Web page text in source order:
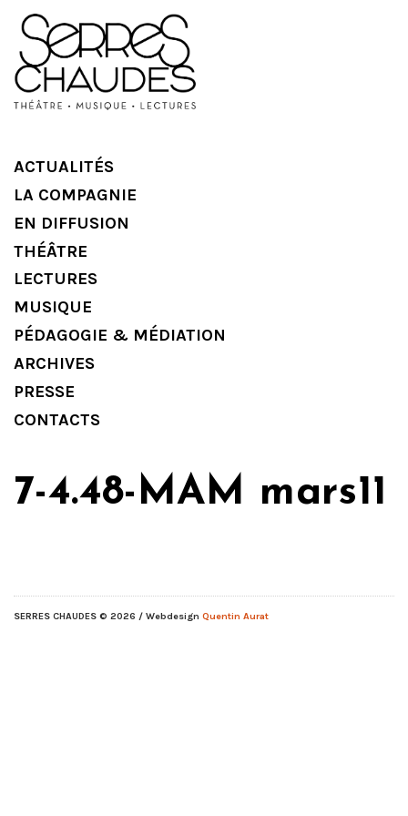
ACTUALITÉS
LA COMPAGNIE
EN DIFFUSION
THÉÂTRE
LECTURES
MUSIQUE
PÉDAGOGIE & MÉDIATION
ARCHIVES
PRESSE
CONTACTS
7-4.48-MAM mars11
SERRES CHAUDES © 2026 / Webdesign Quentin Aurat